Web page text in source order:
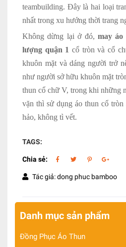
teambuilding. Đây là hai loại
nhất trong xu hướng thời trang
Không dừng lại ở đó, may
lượng quận 1 cổ tròn và cổ
khuôn mặt và dáng người trở
như người sở hữu khuôn mặt
thun cổ chữ V, trong khi những
vặn thì sử dụng áo thun cổ tròn
hảo, không tì vết.
TAGS:
Chia sẻ:
Tác giả: dong phuc bamboo
Danh mục sản phẩm
Đồng Phục Áo Thun